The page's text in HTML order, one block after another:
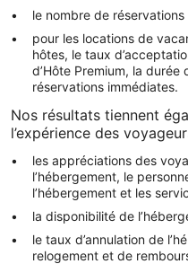
le nombre de
pour les locations de
hôtes, le taux
d’Hôte Premium, la
réservations immédiates.
Nos résultats tiennent
l’expérience des
les appréciations des
l’hébergement, le
l’hébergement et les
la disponibilité de
le taux d’annulation de
relogement et de